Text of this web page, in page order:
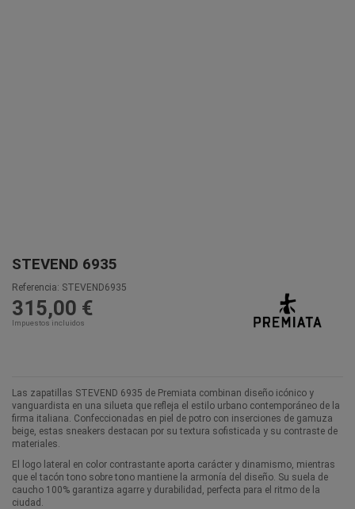
STEVEND 6935
Referencia: STEVEND6935
315,00 €
Impuestos incluidos
Las zapatillas STEVEND 6935 de Premiata combinan diseño icónico y
vanguardista en una silueta que refleja el estilo urbano contemporáneo de la
firma italiana. Confeccionadas en piel de potro con inserciones de gamuza
beige, estas sneakers destacan por su textura sofisticada y su contraste de
materiales.
El logo lateral en color contrastante aporta carácter y dinamismo, mientras
que el tacón tono sobre tono mantiene la armonía del diseño. Su suela de
caucho 100% garantiza agarre y durabilidad, perfecta para el ritmo de la
ciudad.